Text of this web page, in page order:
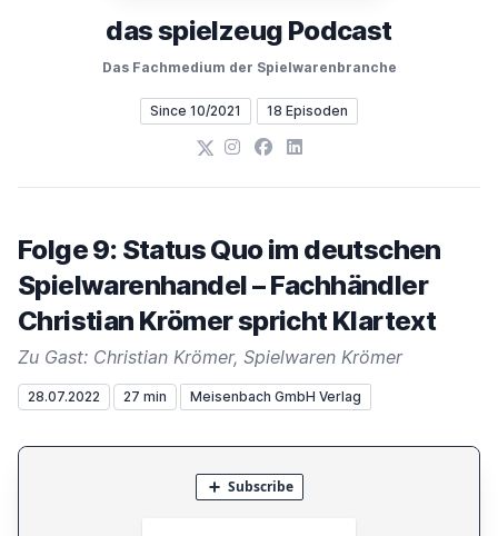
das spielzeug Podcast
Das Fachmedium der Spielwarenbranche
Since 10/2021 18 Episoden
X Instagram
Facebook
LinkedIn
Folge 9: Status Quo im deutschen
Spielwarenhandel – Fachhändler
Christian Krömer spricht Klartext
Zu Gast: Christian Krömer, Spielwaren Krömer
28.07.2022 27 min Meisenbach GmbH Verlag